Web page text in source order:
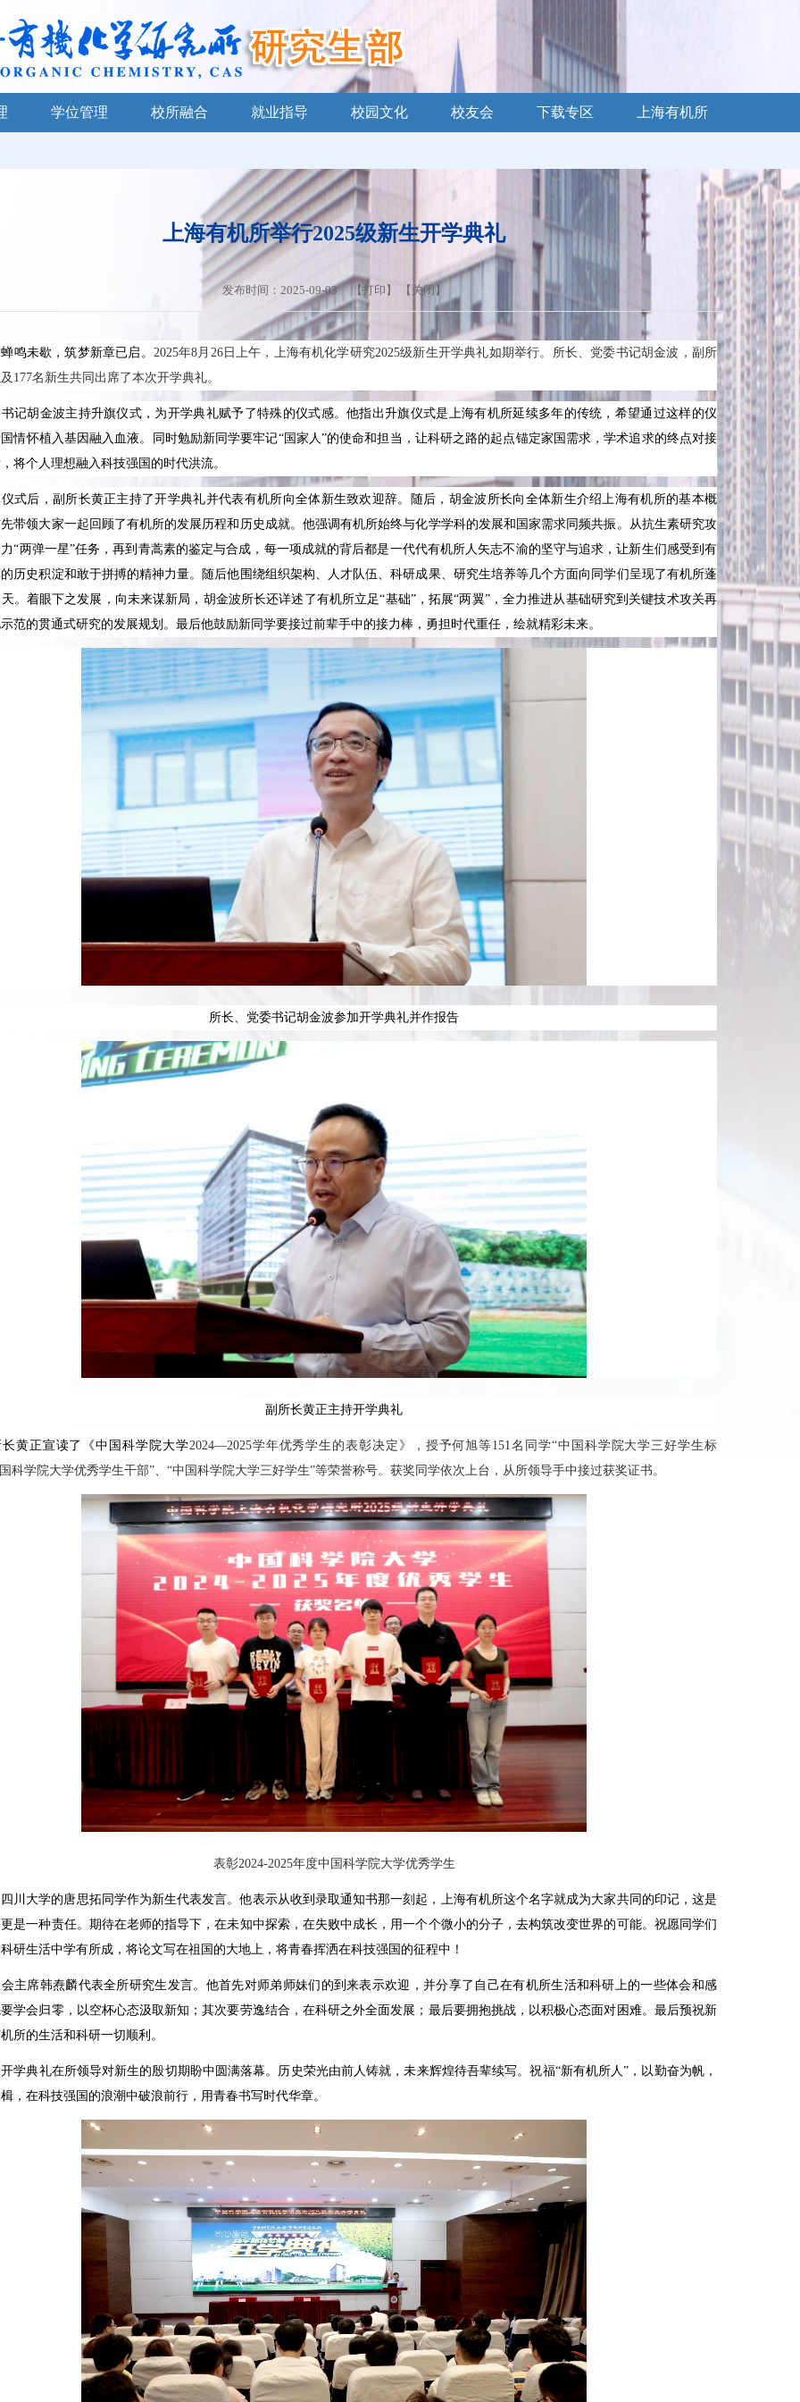
学位管理 校所融合 就业指导 校园文化 校友会 下载专区 上海有机所
上海有机所举行2025级新生开学典礼
发布时间：2025-09-03 【打印 】 【 关闭】
鸣未歇，筑梦新章已启。 2025年8月26日上午，上海有机化学研究2025级新生开学典礼如期举行。所长、党委书记胡金波，副所
177名新生共同出席了本次开学典礼。
记胡金波主持升旗仪式，为开学典礼赋予了特殊的仪式感。他指出升旗仪式是上海有机所延续多年的传统，希望通过这样的仪
情怀植入基因融入血液。同时勉励新同学要牢记“国家人”的使命和担当，让科研之路的起点锚定家国需求，学术追求的终点对接
将个人理想融入科技强国的时代洪流。
式后，副所长黄正主持了开学典礼并代表有机所向全体新生致欢迎辞。随后，胡金波所长向全体新生介绍上海有机所的基本概
带领大家一起回顾了有机所的发展历程和历史成就。他强调有机所始终与化学学科的发展和国家需求同频共振。从抗生素研究攻
“两弹一星”任务，再到青蒿素的鉴定与合成，每一项成就的背后都是一代代有机所人矢志不渝的坚守与追求，让新生们感受到有
历史积淀和敢于拼搏的精神力量。随后他围绕组织架构、人才队伍、科研成果、研究生培养等几个方面向同学们呈现了有机所蓬
。着眼下之发展，向未来谋新局，胡金波所长还详述了有机所立足“基础”，拓展“两翼”，全力推进从基础研究到关键技术攻关再
范的贯通式研究的发展规划。最后他鼓励新同学要接过前辈手中的接力棒，勇担时代重任，绘就精彩未来。
所长、党委书记胡金波参加开学典礼并作报告
副所长黄正主持开学典礼
长黄正宣读了《中国科学院大学2024—2025学年优秀学生的表彰决定》，授予何旭等151名同学“中国科学院大学三好学生标
科学院大学优秀学生干部”、“中国科学院大学三好学生”等荣誉称号。获奖同学依次上台，从所领导手中接过获奖证书。
表彰2024-2025年度中国科学院大学优秀学生
川大学的唐思拓同学作为新生代表发言。他表示从收到录取通知书那一刻起，上海有机所这个名字就成为大家共同的印记，这是
是一种责任。期待在老师的指导下，在未知中探索，在失败中成长，用一个个微小的分子，去构筑改变世界的可能。祝愿同学们
研生活中学有所成，将论文写在祖国的大地上，将青春挥洒在科技强国的征程中！
主席韩焘麟代表全所研究生发言。他首先对师弟师妹们的到来表示欢迎，并分享了自己在有机所生活和科研上的一些体会和感
学会归零，以空杯心态汲取新知；其次要劳逸结合，在科研之外全面发展；最后要拥抱挑战，以积极心态面对困难。最后预祝新
所的生活和科研一切顺利。
学典礼在所领导对新生的殷切期盼中圆满落幕。历史荣光由前人铸就，未来辉煌待吾辈续写。祝福“新有机所人”，以勤奋为帆，
，在科技强国的浪潮中破浪前行，用青春书写时代华章。